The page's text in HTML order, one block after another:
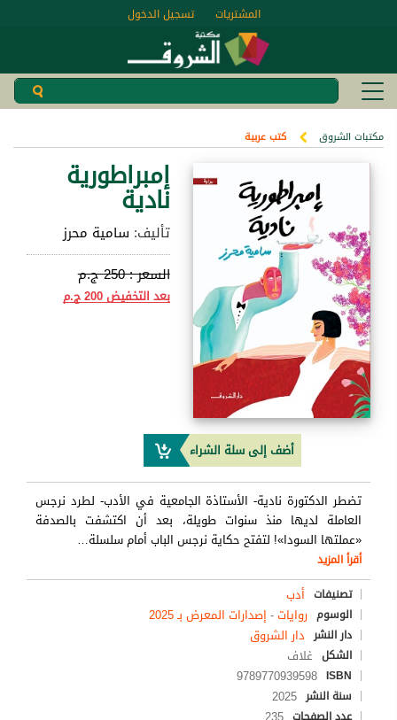
تسجيل الدخول المشتريات
مكتبات الشروق كتب عربية
إمبراطورية
نادية
تأليف: سامية محرز
السعر :250 ج.م
بعد التخفيض200 ج.م
أضف إلى سلة الشراء
تضطر الدكتورة نادية- الأستاذة الجامعية في الأدب- لطرد نرجس
العاملة لديها منذ سنوات طويلة، بعد أن اكتشفت بالصدفة
«عملتها السودا»! لتفتح حكاية نرجس الباب أمام سلسلة…
أقرأ المزيد
تصنيفات أدب
الوسوم روايات- إصدارات المعرض بـ 2025
دار النشر دار الشروق
الشكل غلاف
ISBN
9789770939598
سنة النشر 2025